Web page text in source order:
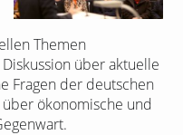
Themen
über aktuelle
Fragen der deutschen
ökonomische und